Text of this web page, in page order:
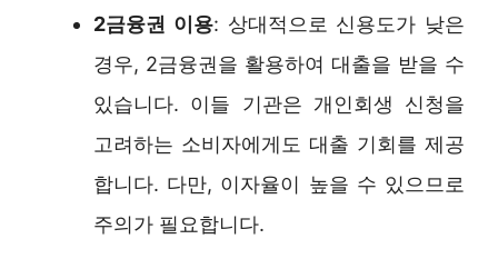
2금융권 이용: 상대적으로 신용도가 낮은
경우, 2금융권을 활용하여 대출을 받을 수
있습니다. 이들 기관은 개인회생 신청을
고려하는 소비자에게도 대출 기회를 제공
합니다. 다만, 이자율이 높을 수 있으므로
주의가 필요합니다.